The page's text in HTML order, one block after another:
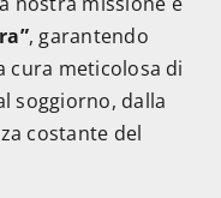
, garantendo
cura meticolosa di
soggiorno, dalla
costante del